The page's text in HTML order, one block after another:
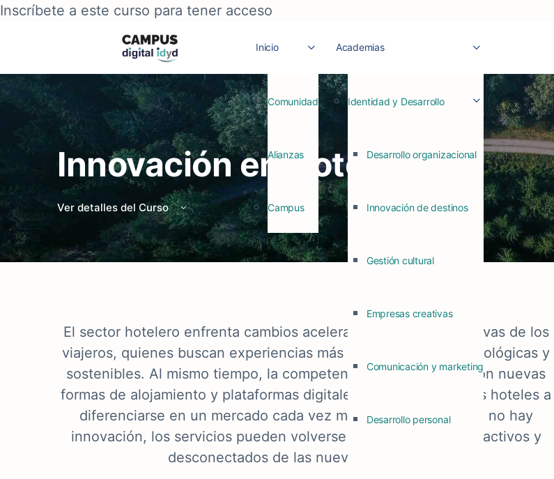
Inscríbete a este curso para tener acceso
Inicio
Comunidad
Alianzas
Campus
Academias
Identidad y Desarrollo
Desarrollo organizacional
Innovación de destinos
Gestión cultural
Empresas creativas
Comunicación y marketing
Desarrollo personal
Innovación en Hotelería
Ver detalles del Curso
El sector hotelero enfrenta cambios acelerados en las expectativas de los
viajeros, quienes buscan experiencias más personalizadas, tecnológicas y
sostenibles. Al mismo tiempo, la competencia ha aumentado con nuevas
formas de alojamiento y plataformas digitales, lo que obliga a los hoteles a
diferenciarse en un mercado cada vez más exigente. Cuando no hay
innovación, los servicios pueden volverse repetitivos, poco atractivos y
desconectados de las nuevas tendencias.